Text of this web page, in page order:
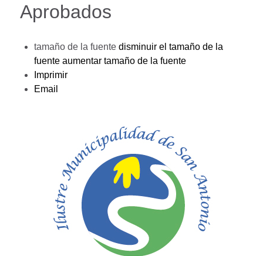
Aprobados
tamaño de la fuente disminuir el tamaño de la
fuente aumentar tamaño de la fuente
Imprimir
Email